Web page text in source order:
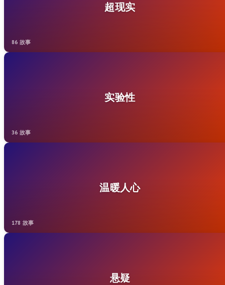
超现实
86 故事
实验性
36 故事
温暖人心
178 故事
悬疑